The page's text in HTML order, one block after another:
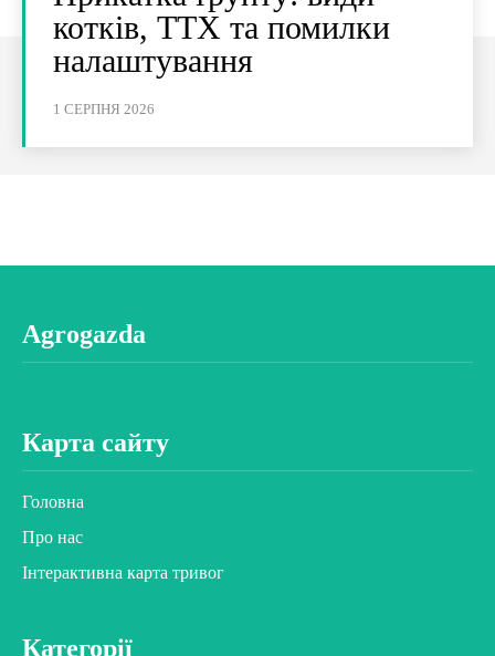
котків, ТТХ та помилки
налаштування
1 СЕРПНЯ 2026
Agrogazda
Карта сайту
Головна
Про нас
Інтерактивна карта тривог
Категорії